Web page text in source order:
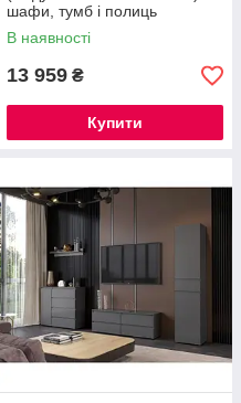
шафи, тумб і полиць
В наявності
13 959 ₴
Купити